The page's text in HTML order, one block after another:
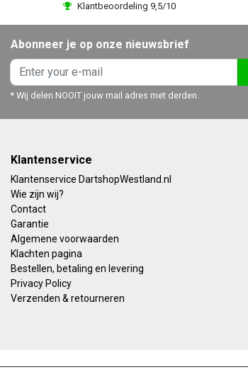
Klantbeoordeling 9,5/10
Abonneer je op onze nieuwsbrief
* Wij delen NOOIT jouw mail adres met derden.
Klantenservice
Klantenservice DartshopWestland.nl
Wie zijn wij?
Contact
Garantie
Algemene voorwaarden
Klachten pagina
Bestellen, betaling en levering
Privacy Policy
Verzenden & retourneren